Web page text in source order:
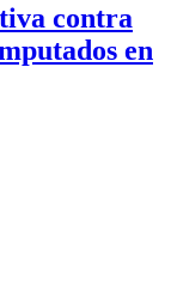
contra
en